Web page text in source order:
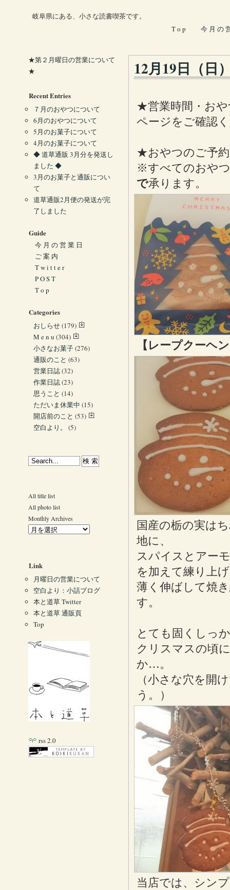
岐阜県にある、小さな読書喫茶です。
T o p
今 月 の
12月19日（日
★営業時間・お
ページをご確認
★おやつのご予
※すべてのおや
で承ります。
【レープクーヘ
国産の栃の実は
地に、
スパイスとアー
を加えて練り上
薄く伸ばして焼
す。
とても固くしっ
クリスマスの頃
か…。
（小さな穴を開
う。）
当店では、シン
★第２月曜日の営業について
★
Recent Entries
７月のおやつについて
6月のおやつについて
5月のお菓子について
4月のお菓子について
◆ 道草通販 3月分を発送し
ました ◆
3月のお菓子と通販につい
て
道草通販2月便の発送が完
了しました
Guide
今 月 の 営 業 日
ご 案 内
T w i t t e r
P O S T
T o p
Categories
おしらせ(179)
M e n u (304)
小さなお菓子(276)
通販のこと (63)
営業日誌(32)
作業日誌(23)
思うこと (14)
ただいま休業中 (15)
開店前のこと (53)
空白より。
(5)
All title list
All photo list
Monthly Archives
Link
月曜日の営業について
空白より：小話ブログ
本と道草 Twitter
本と道草 通販頁
Top
rss 2.0